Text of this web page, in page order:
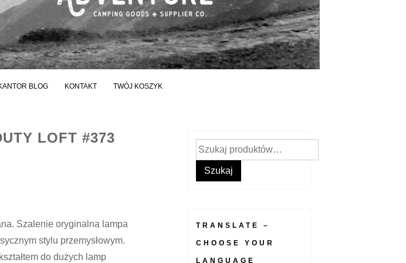
BLOG KONTAKT TWÓJ KOSZYK
LOFT #373
Szalenie oryginalna lampa
stylu przemysłowym.
do dużych lamp
Szukaj:
Szukaj
TRANSLATE –
CHOOSE YOUR
LANGUAGE